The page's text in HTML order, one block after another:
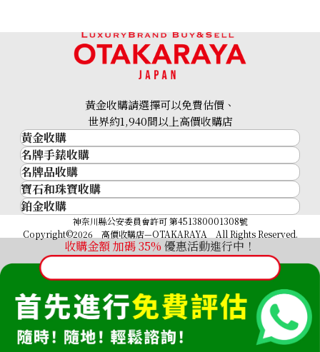
Tourmaline ring 1.75 carat white gold
收購金額 加碼35% 優惠活動進行中！
黃金收購請選擇可以免費估價、
世界約1,940間以上高價收購店
黃金收購
黃金･金條
金條
金幣及銀幣
過去十年黃金價格
金飾
金頸鍊
名牌手錶收購
名牌手錶收購
勞力士 (Rolex)
Patek Philippe
Audemars Piguet
Vacheron Constantin
A. Lange & Söhne
Breguet
名牌品收購
名牌品收購
HERMES
LOUIS VUITTON
CHANEL
卡地亞（Cartier）
CELINE
FENDI
Christian Dior
GUCCI
寶石和珠寶收購
寶石和珠寶
祖母綠
藍寶石
紅寶石
鉑金收購
神奈川縣公安委員會許可 第451380001308號
Copyright©2026 高價收購店—OTAKARAYA All Rights Reserved.